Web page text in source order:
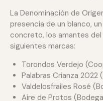
La Denominación de
presencia de un blanco,
concreto, los amantes
siguientes marcas:
Torondos Verdejo
Palabras Crianza 2022
Valdelosfrailes Rosé
Aire de Protos